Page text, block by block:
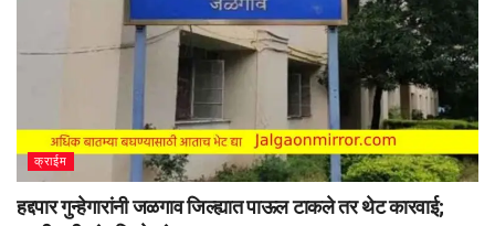
क्राईम
हद्दपार गुन्हेगारांनी जळगाव जिल्ह्यात पाऊल टाकले तर थेट कारवाई;